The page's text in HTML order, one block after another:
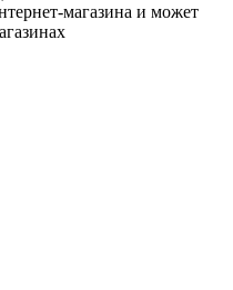
магазина и может